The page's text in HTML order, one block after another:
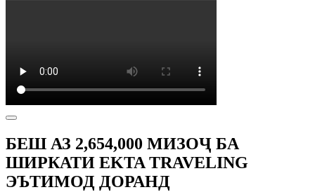
БЕШ АЗ 2,654,000 МИЗОҶ БА
ШИРКАТИ EKTA TRAVELING
ЭЪТИМОД ДОРАНД